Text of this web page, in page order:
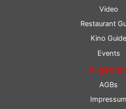
Video
Restaurant
Kino Guide
Events
AGBs
Impressum